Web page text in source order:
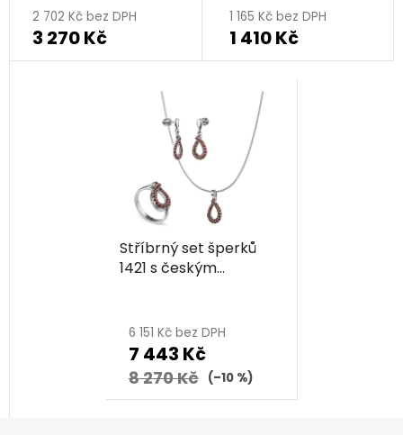
2 702 Kč bez DPH
3 270 Kč
1 165 Kč bez DPH
1 410 Kč
Stříbrný set šperků
1421 s českým
6 151 Kč bez DPH
7 443 Kč
8 270 Kč (–10 %)